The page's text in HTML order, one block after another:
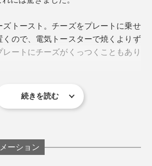
買ってきた揚げ物を温め直して、プ
べれば、熱々をキープ。
いた肉が、家で焼くよりおいしいの
のおかげ。ならば、カーボンの上で
ープレートを作って焼いてみたら、う
ズトースト。チーズをプレートに乗せ
くので、電気トースターで焼くよりず
ートにチーズがくっつくこともあり
続きを読む
ーション